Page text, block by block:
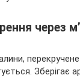
через
Зберігає